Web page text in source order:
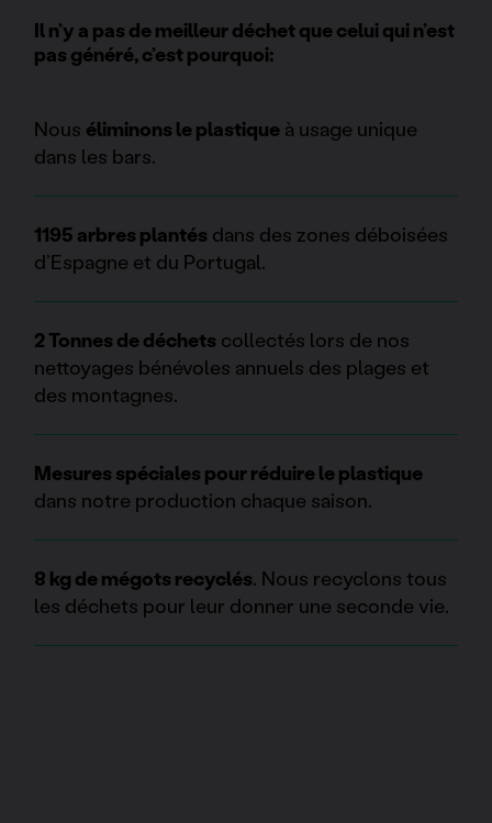
Il n’y a pas de meilleur déchet que celui qui n’est
pas généré, c’est pourquoi:
Nous éliminons le plastique à usage unique
dans les bars.
1195 arbres plantés dans des zones déboisées
d’Espagne et du Portugal.
2 Tonnes de déchets collectés lors de nos
nettoyages bénévoles annuels des plages et
des montagnes.
Mesures spéciales pour réduire le plastique
dans notre production chaque saison.
8 kg de mégots recyclés. Nous recyclons tous
les déchets pour leur donner une seconde vie.